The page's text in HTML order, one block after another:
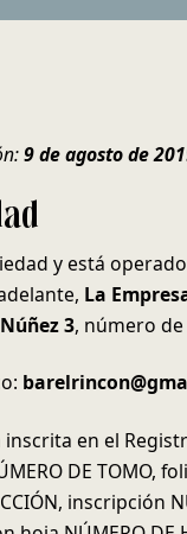
9 de agosto de
y está
La
3, número de
inscrita en el
DE TOMO,
inscripción